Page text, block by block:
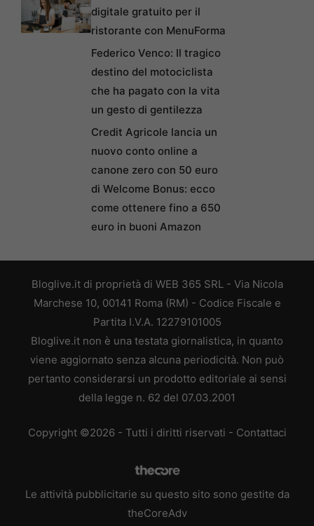
digitale gratuito per il
ristorante con MenuForma
Federico Venco: Il tragico
destino del motociclista
che ha pagato con la vita
un gesto di gentilezza
Credit Agricole lancia un
nuovo conto online a
canone zero con 50 euro
di Welcome Bonus: ecco
come ottenere fino a 650
euro in buoni Amazon
Bloglive.it di proprietà di WEB 365 SRL - Via Nicola
Marchese 10, 00141 Roma (RM) - Codice Fiscale e
Partita I.V.A. 12279101005
Bloglive.it non è una testata giornalistica, in quanto
viene aggiornato senza alcuna periodicità. Non può
pertanto considerarsi un prodotto editoriale ai sensi
della legge n. 62 del 07.03.2001
Copyright ©2026 - Tutti i diritti riservati - Contattaci
Le attività pubblicitarie su questo sito sono gestite da
theCoreAdv